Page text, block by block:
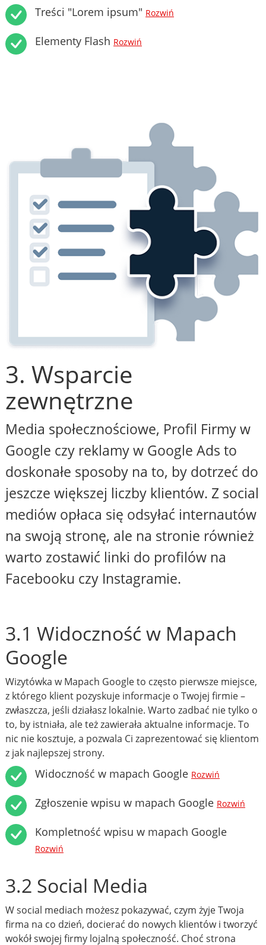
Treści "Lorem ipsum" Rozwiń
Elementy Flash Rozwiń
3. Wsparcie
zewnętrzne
Media społecznościowe, Profil Firmy w
Google czy reklamy w Google Ads to
doskonałe sposoby na to, by dotrzeć do
jeszcze większej liczby klientów. Z social
mediów opłaca się odsyłać internautów
na swoją stronę, ale na stronie również
warto zostawić linki do profilów na
Facebooku czy Instagramie.
3.1 Widoczność w Mapach
Google
Wizytówka w Mapach Google to często pierwsze miejsce,
z którego klient pozyskuje informacje o Twojej firmie –
zwłaszcza, jeśli działasz lokalnie. Warto zadbać nie tylko o
to, by istniała, ale też zawierała aktualne informacje. To
nic nie kosztuje, a pozwala Ci zaprezentować się klientom
z jak najlepszej strony.
Widoczność w mapach Google Rozwiń
Zgłoszenie wpisu w mapach Google Rozwiń
Kompletność wpisu w mapach Google
Rozwiń
3.2 Social Media
W social mediach możesz pokazywać, czym żyje Twoja
firma na co dzień, docierać do nowych klientów i tworzyć
wokół swojej firmy lojalną społeczność. Choć strona